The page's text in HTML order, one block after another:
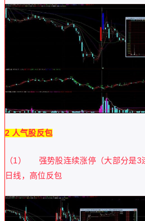
2 人气股反包
（1） 强势股连续涨停（大部分是3
日线，高位反包